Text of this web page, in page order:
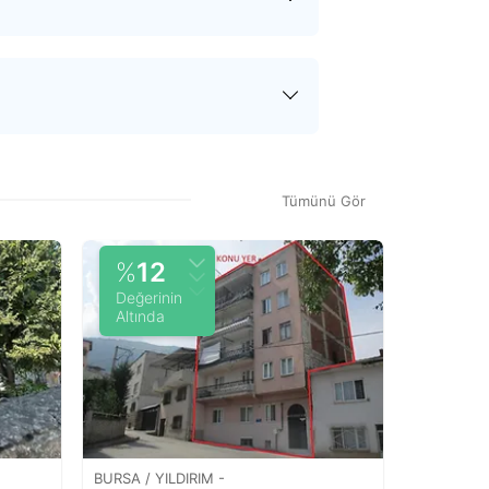
Devir sürecinin her adımında
Tümünü Gör
%12
Değerinin
Altında
BURSA / YILDIRIM -